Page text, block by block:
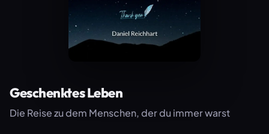
Geschenktes Leben
Die Reise zu dem Menschen, der du immer warst